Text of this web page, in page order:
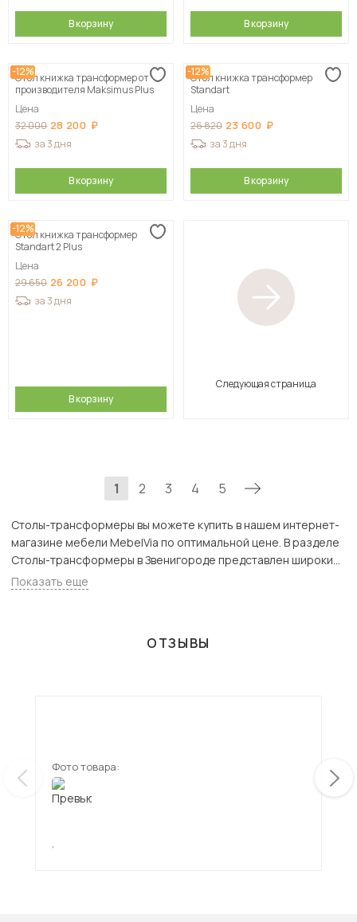
В корзину В корзину
-12%
Стол книжка трансформер от
производителя Maksimus Plus
Цена
32 000 28 200
за 3 дня
В корзину
-12%
Стол книжка трансформер
Standart
Цена
26 820 23 600
за 3 дня
В корзину
-12%
Стол книжка трансформер
Standart 2 Plus
Цена
29 650 26 200
за 3 дня
В корзину
Следующая страница
1 2 3 4 5
Столы-трансформеры вы можете купить в нашем интернет-
магазине мебели MebelVia по оптимальной цене. В разделе
Столы-трансформеры в Звенигороде представлен широкий
ассортимент товаров с доставкой в Москве и Подмосковью,
включая Звенигород. Всего товаров в категории «Столы-
Показать еще
ОТЗЫВЫ
Фото товара:
,